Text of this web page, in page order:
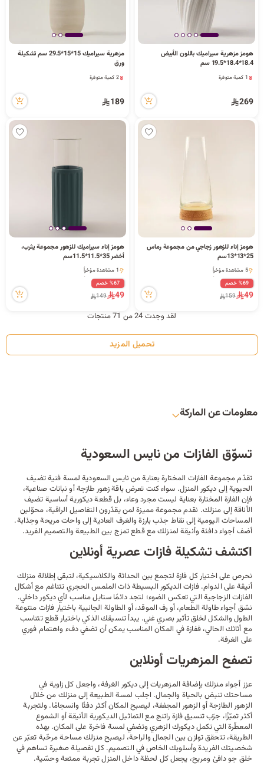
هومز مزهرية سيراميك باللون الأبيض
18.4*18.4*19.5 سم
1 كمية متوفرة
3 مشاهدة مؤخراً
1 كمية متوفرة
269
مزهرية سيراميك 15*15*29.5 سم تشكيلة
ورق
2 كمية متوفرة
4 مشاهدة مؤخراً
2 كمية متوفرة
189
هومز إناء للزهور زجاجي من مجموعة رماس
25*13*13سم
5 مشاهدة مؤخراً
5 مشاهدة مؤخراً%69 خصم
49
159
هومز إناء سيراميك للزهور مجموعة يثرب،
أخضر 35*11.5*11.5سم
1 مشاهدة مؤخراً
1 مشاهدة مؤخراً%67 خصم
49
149
لقد وجدت 24 من 71 منتجات
تحميل المزيد
معلومات عن الماركة
تسوّق الفازات من نايس السعودية
تقدّم مجموعة الفازات المختارة بعناية من نايس السعودية لمسة فنية تضيف
الحيوية إلىديكور المنزل. سواء كنت تعرض باقة زهور طازجة أو نباتات صناعية،
فإن الفازة المختارة بعناية ليست مجرد وعاء، بل قطعة ديكورية أساسية تضيف
الأناقة إلى منزلك. نقدم مجموعة مميزة لمن يقدّرون التفاصيل الراقية، محوّلين
المساحات اليومية إلى نقاط جذب بارزة والغرف العادية إلى واحات مريحة وجذابة.
أضف أجواء دافئة وأنيقة لمنزلك مع قطع تمزج بين الطبيعة والتصميم الفريد.
اكتشف تشكيلة فازات عصرية أونلاين
نحرص على اختيار كل فازة لتجمع بين الحداثة والكلاسيكية، لتبقى إطلالة منزلك
أنيقة على الدوام. فازات الديكور البسيطة ذات الملمس الحجري تتناغم مع أشكال
الفازات الزجاجية التي تعكس الضوء؛ لتجد دائمًا ستايل مناسب لأي ديكور داخلي.
نسّق أجواءطاولة الطعام، أو رف الموقد، أوالطاولة الجانبيةباختيار فازات متنوعة
الطول والشكل لخلق تأثير بصري غني. يبدأ تنسيقك الذكي باختيار قطع تتناسب
مع أثاثك الحالي، ففازة في المكان المناسب يمكن أن تضفي دفء واهتمام فوري
على الغرفة.
تصفح المزهريات أونلاين
عزز أجواء منزلك بإضافة المزهريات إلى ديكور الغرفة، واجعل كل زاوية في
مساحتك تنبض بالحياة والجمال. اجلب لمسة الطبيعة إلى منزلك من خلال
الزهور الطازجة أو الزهور المجففة، ليصبح المكان أكثر دفئًا وانسجامًا. ولتجربة
أكثر تميّزًا، جرّب تنسيق فازة راتنج معالتماثيل الديكوريةالأنيقة أوالشموع
المعطّرة التي تكمل ديكورك الزهري وتضفي لمسة فاخرة على المكان. بهذه
الطريقة، تتحقق توازن بين الجمال والراحة، ليصبح منزلك مساحة مرحّبة تعبّر عن
شخصيتك الفريدة وأسلوبك الخاص في التصميم. كل تفصيلة صغيرة تساهم في
خلق جو دافئ ومريح، يجعل كل لحظة داخل المنزل تجربة ممتعة وحسّية.